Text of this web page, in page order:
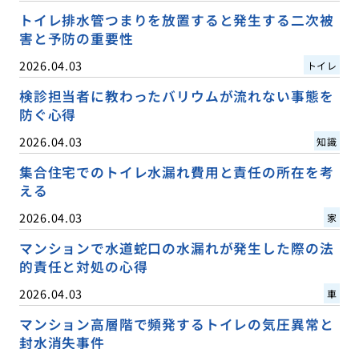
トイレ排水管つまりを放置すると発生する二次被
害と予防の重要性
2026.04.03 トイレ
検診担当者に教わったバリウムが流れない事態を
防ぐ心得
2026.04.03 知識
集合住宅でのトイレ水漏れ費用と責任の所在を考
える
2026.04.03 家
マンションで水道蛇口の水漏れが発生した際の法
的責任と対処の心得
2026.04.03 車
マンション高層階で頻発するトイレの気圧異常と
封水消失事件